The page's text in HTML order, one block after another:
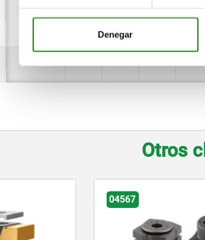
Denegar
60 M16X80 57 67 56
Otros
04524